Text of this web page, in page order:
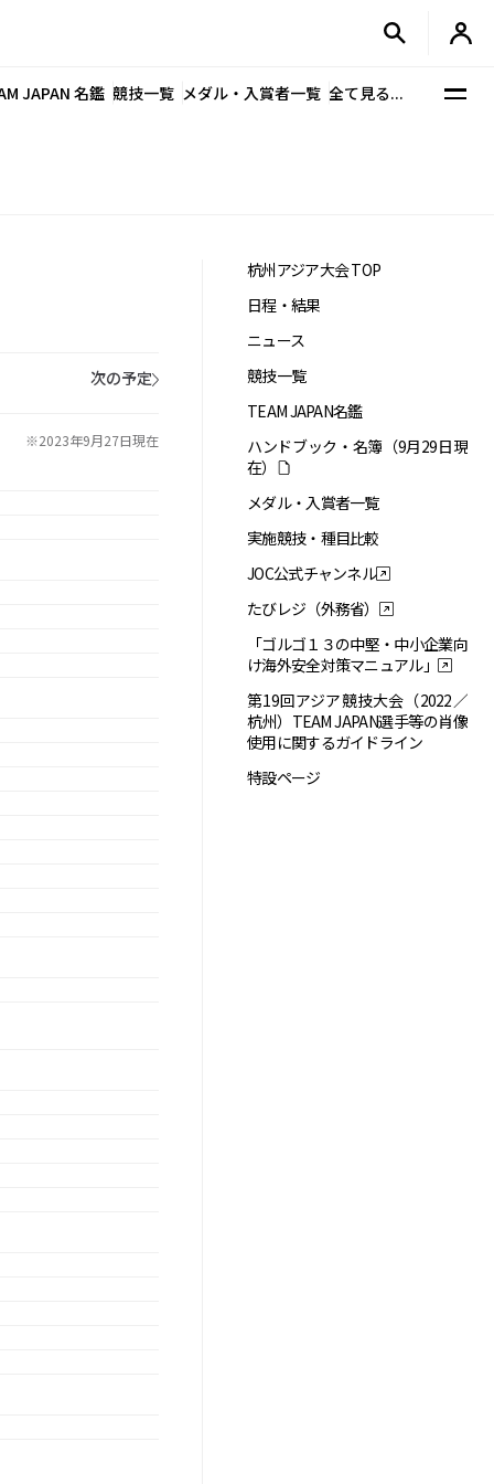
JAPAN 名鑑 競技一覧 メダル・入賞者一覧 全て見る...
次の予定
※2023年9月27日現在
杭州アジア大会 TOP
日程・結果
ニュース
競技一覧
TEAM JAPAN名鑑
ハンドブック・名簿（9月29日現
在）
メダル・入賞者一覧
実施競技・種目比較
JOC公式チャンネル
たびレジ（外務省）
「ゴルゴ１３の中堅・中小企業向
け海外安全対策マニュアル」
第19回アジア競技大会（2022／
杭州）TEAM JAPAN選手等の肖像
使用に関するガイドライン
特設ページ